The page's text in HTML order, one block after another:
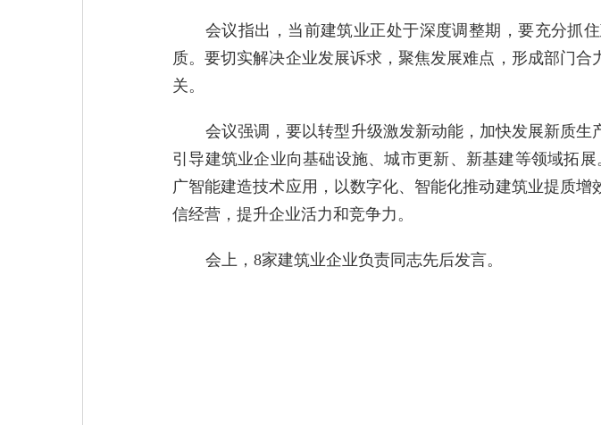
会议指出，当前建筑业正处于深度调整期，要充分抓
质。要切实解决企业发展诉求，聚焦发展难点，形成部门
关。
会议强调，要以转型升级激发新动能，加快发展新质生
引导建筑业企业向基础设施、城市更新、新基建等领域拓
广智能建造技术应用， 以数字化、智能化推动建筑业提质增
信经营 ，提升企业活力和竞争力。
会上，8家建筑业企业负责同志先后发言。